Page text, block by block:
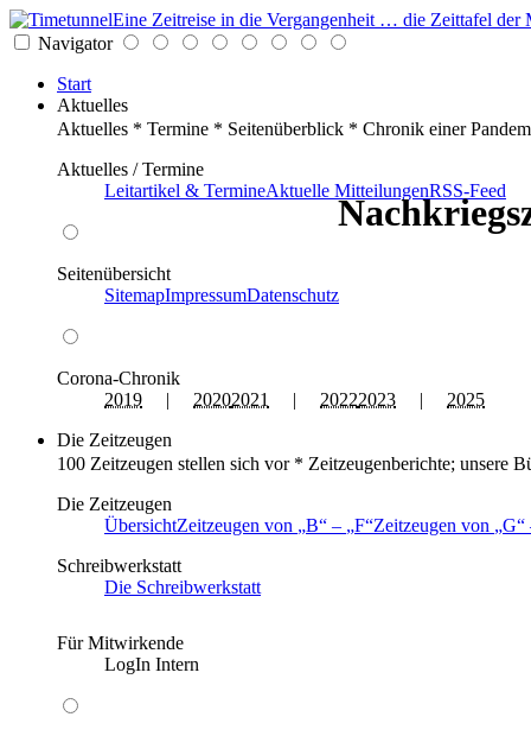
Eine Zeitreise in die Vergangenheit … die Zeittafel
Navigator
Start
Aktuelles
Aktuelles * Termine * Seitenüberblick * Chronik einer
Aktuelles / Termine
Leitartikel & TermineAktuelle MitteilungenRSS-Feed
Seitenübersicht
SitemapImpressumDatenschutz
Corona-Chronik
2019 | 20202021 | 20222023 | 2025
Die Zeitzeugen
100 Zeitzeugen stellen sich vor * Zeitzeugenberichte; unsere
Die Zeitzeugen
ÜbersichtZeitzeugen von B – F Zeitzeugen von G
Schreibwerkstatt
Die Schreibwerkstatt
Für Mitwirkende
LogIn Intern